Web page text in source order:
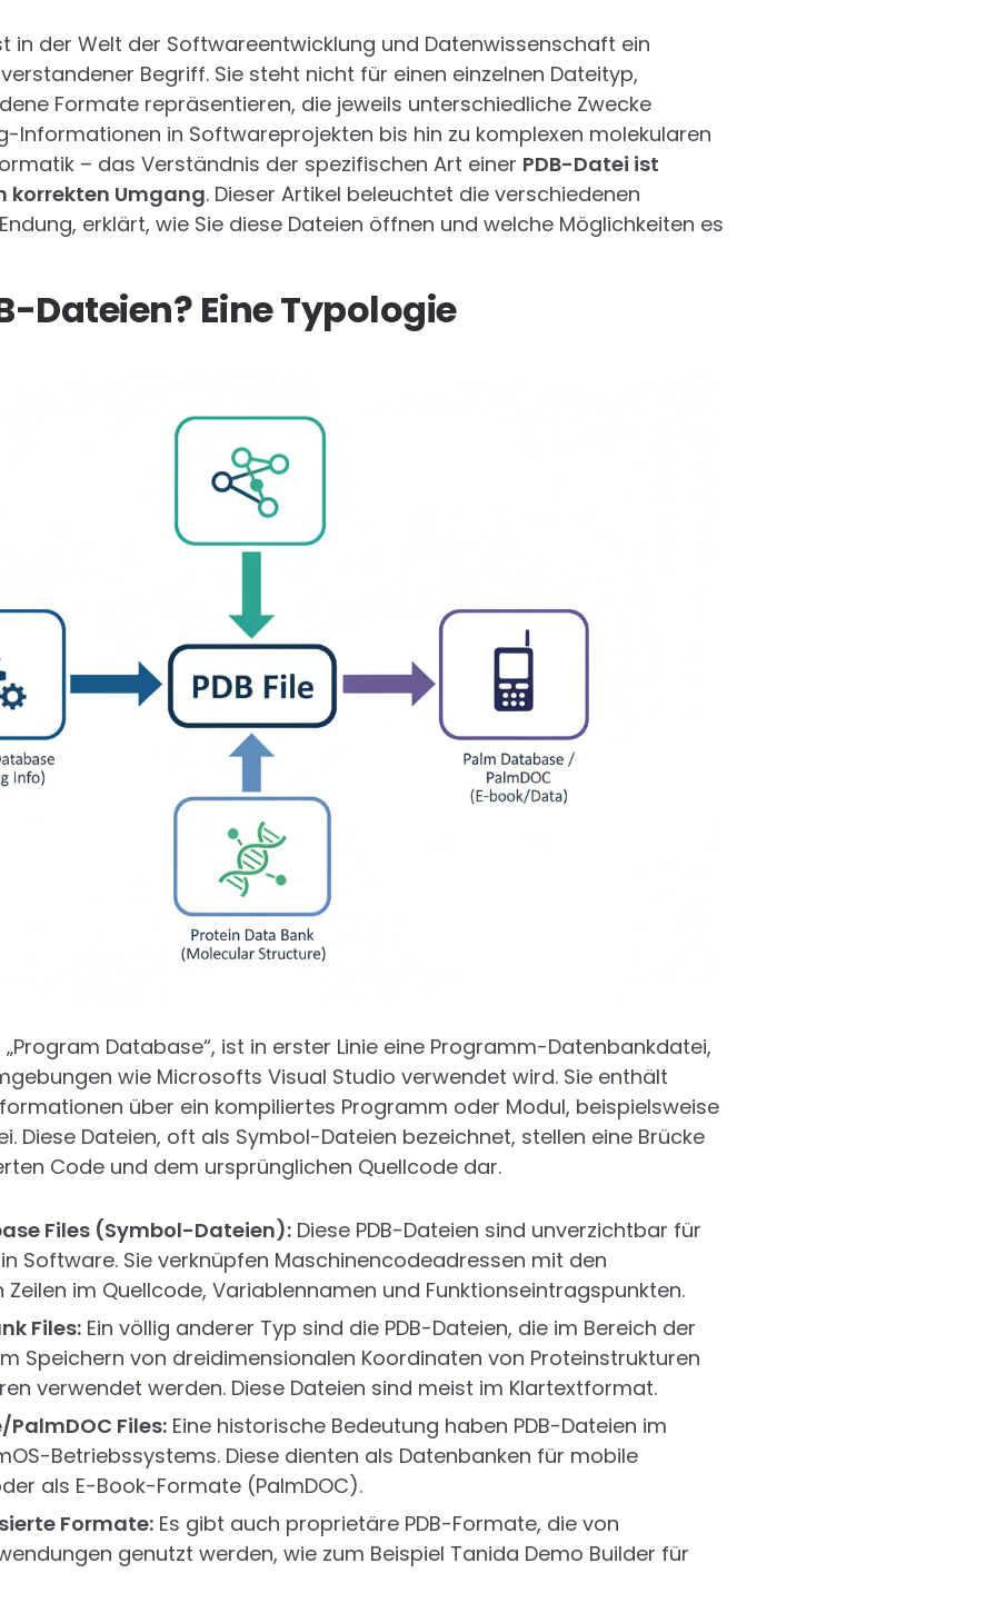
in der Welt der Softwareentwicklung und Datenwissenschaft ein
Begriff. Sie steht nicht für einen einzelnen Dateityp,
Formate repräsentieren, die jeweils unterschiedliche Zwecke
Informationen in Softwareprojekten bis hin zu komplexen molekularen
– das Verständnis der spezifischen Art einer PDB-Datei ist
korrekten Umgang. Dieser Artikel beleuchtet die verschiedenen
erklärt, wie Sie diese Dateien öffnen und welche Möglichkeiten es
Dateien? Eine Typologie
„Program Database“, ist in erster Linie eine Programm-Datenbankdatei,
wie Microsofts Visual Studio verwendet wird. Sie enthält
über ein kompiliertes Programm oder Modul, beispielsweise
Diese Dateien, oft als Symbol-Dateien bezeichnet, stellen eine Brücke
Code und dem ursprünglichen Quellcode dar.
Files (Symbol-Dateien):Diese PDB-Dateien sind unverzichtbar für
Software. Sie verknüpfen Maschinencodeadressen mit den
im Quellcode, Variablennamen und Funktionseintragspunkten.
Files:Ein völlig anderer Typ sind die PDB-Dateien, die im Bereich der
Speichern von dreidimensionalen Koordinaten von Proteinstrukturen
verwendet werden. Diese Dateien sind meist im Klartextformat.
Files:Eine historische Bedeutung haben PDB-Dateien im
Betriebssystems. Diese dienten als Datenbanken für mobile
als E-Book-Formate (PalmDOC).
Formate:Es gibt auch proprietäre PDB-Formate, die von
genutzt werden, wie zum Beispiel Tanida Demo Builder für